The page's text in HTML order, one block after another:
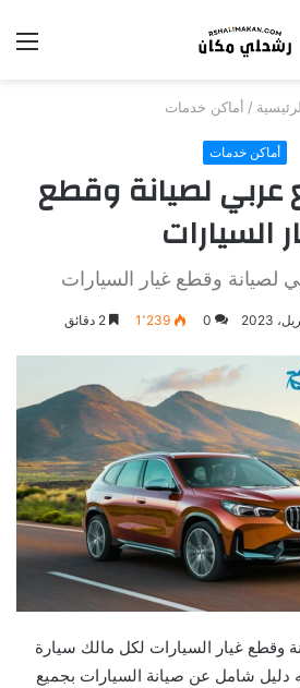
/ أماكن خدمات
أماكن خدمات
لصيانة وقطع
السيارات
وقطع غيار السيارات
0 1٬239 2 دقائق
وقطع غيار السيارات لكل مالك سيارة
دليل شامل عن صيانة السيارات بجميع